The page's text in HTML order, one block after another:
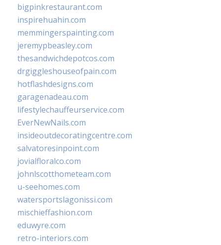
bigpinkrestaurant.com
inspirehuahin.com
memmingerspainting.com
jeremypbeasley.com
thesandwichdepotcos.com
drgiggleshouseofpain.com
hotflashdesigns.com
garagenadeau.com
lifestylechauffeurservice.com
EverNewNails.com
insideoutdecoratingcentre.com
salvatoresinpoint.com
jovialfloralco.com
johnlscotthometeam.com
u-seehomes.com
watersportslagonissi.com
mischieffashion.com
eduwyre.com
retro-interiors.com